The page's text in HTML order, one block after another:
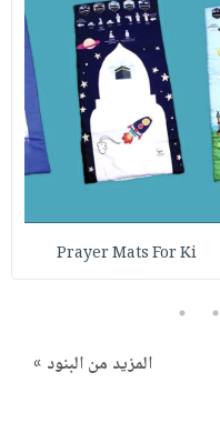
Prayer Mats For Ki
4
5
المزيد من البنود »